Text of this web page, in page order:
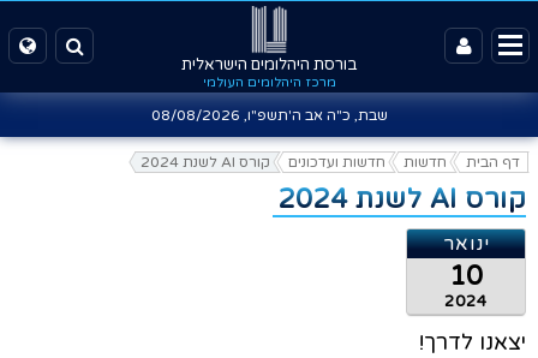
בורסת היהלומים הישראלית
מרכז היהלומים העולמי
שבת, כ"ה אב ה'תשפ"ו, 08/08/2026
דף הבית חדשות חדשות ועדכונים קורס AI לשנת 2024
קורס AI לשנת 2024
ינואר
10
2024
יצאנו לדרך!